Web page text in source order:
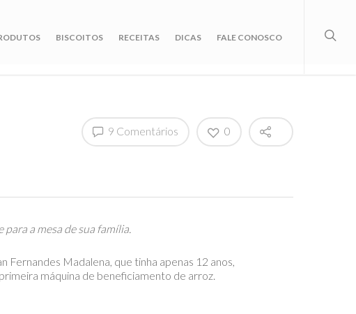
BISCOITOS RECEITAS DICAS FALE CONOSCO
9 Comentários 0
a mesa de sua família.
Madalena, que tinha apenas 12 anos,
máquina de beneficiamento de arroz.